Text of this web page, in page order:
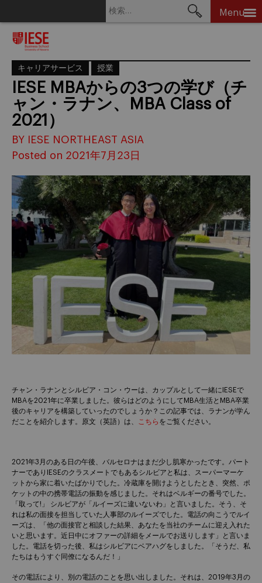
Menu
キャリアサービス 授業
IESE MBAからの3つの学び（チ
ャン・ラナン、MBA Class of
2021）
BY IESE NORTHEAST ASIA
Posted on 2021年7月23日
チャン・ラナンとシルビア・コン・ウーは、カップルとして一緒にIESEで
MBAを2021年に卒業しました。彼らはどのようにしてMBA生活とMBA卒業
後のキャリアを構築していったのでしょうか？この記事では、ラナンが学ん
だことを紹介します。原文（英語）は、
こちら をご覧ください。
2021年3月のある日の午後、バルセロナはまだ少し肌寒かったです。パート
ナーでありIESEのクラスメートでもあるシルビアと私は、スーパーマーケ
ットから家に着いたばかりでした。冷蔵庫を開けようとしたとき、突然、ポ
ケットの中の携帯電話の振動を感じました。それはベルギーの番号でした。
「取って!」 シルビアが「ルイーズに違いないわ」と言いました。そう、そ
れは私の面接を担当していた人事部のルイーズでした。電話の向こうでルイ
ーズは、「他の面接官と相談した結果、あなたを当社のチームに迎え入れた
いと思います。近日中にオファーの詳細をメールでお送りします」と言いま
した。電話を切った後、私はシルビアにベアハグをしました。「そうだ、私
たちはもうすぐ同僚になるんだ！」
その電話により、別の電話のことを思い出しました。それは、2019年3月の